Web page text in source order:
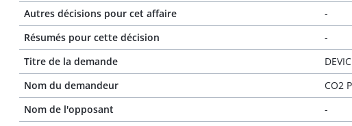
Autres décisions pour cet affaire
-
Résumés pour cette décision
-
Titre de la demande
Nom du demandeur
CO2
Nom de l'opposant
-